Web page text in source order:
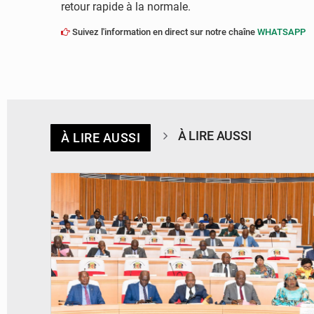
retour rapide à la normale.
Suivez l'information en direct sur notre chaîne WHATSAPP
À LIRE AUSSI À LIRE AUSSI